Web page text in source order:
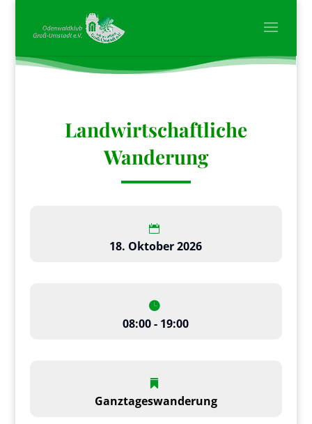
Landwirtschaftliche
Wanderung
18. Oktober 2026
08:00 - 19:00
Ganztageswanderung